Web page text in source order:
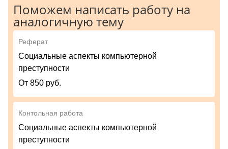
Поможем написать работу на
аналогичную тему
Реферат
Социальные аспекты компьютерной
преступности
От 850 руб.
Контольная работа
Социальные аспекты компьютерной
преступности